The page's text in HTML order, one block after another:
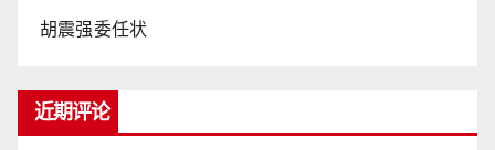
胡震强委任状
近期评论